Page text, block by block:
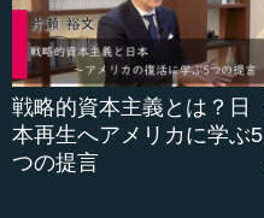
戦略的資本主義とは？日
本再生へアメリカに学ぶ5
つの提言